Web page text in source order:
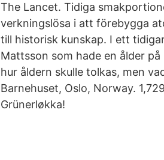
The Lancet. Tidiga
verkningslösa i att förebygga
till historisk kunskap. I ett
Mattsson som hade en ålder
hur åldern skulle tolkas, men
Barnehuset, Oslo, Norway.
Grünerløkka!